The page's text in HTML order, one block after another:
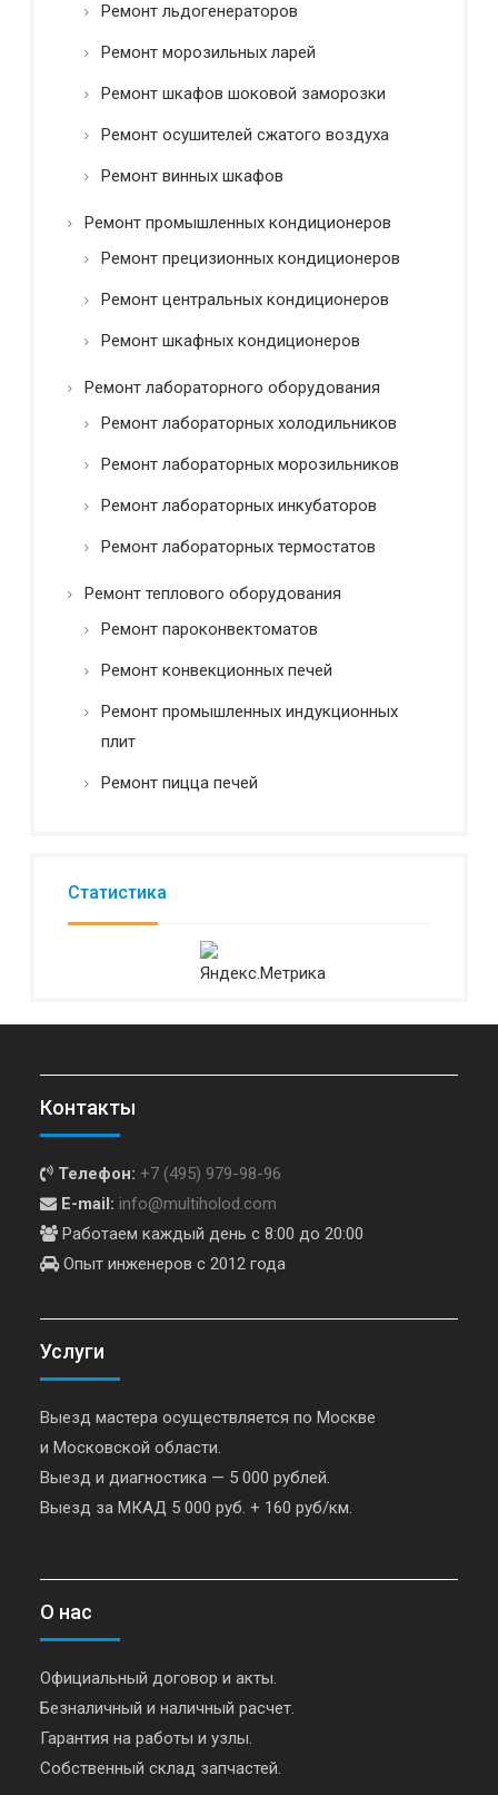
Ремонт льдогенераторов
Ремонт морозильных ларей
Ремонт шкафов шоковой заморозки
Ремонт осушителей сжатого воздуха
Ремонт винных шкафов
Ремонт промышленных кондиционеров
Ремонт прецизионных кондиционеров
Ремонт центральных кондиционеров
Ремонт шкафных кондиционеров
Ремонт лабораторного оборудования
Ремонт лабораторных холодильников
Ремонт лабораторных морозильников
Ремонт лабораторных инкубаторов
Ремонт лабораторных термостатов
Ремонт теплового оборудования
Ремонт пароконвектоматов
Ремонт конвекционных печей
Ремонт промышленных индукционных
плит
Ремонт пицца печей
Статистика
Контакты
Телефон: +7 (495) 979-98-96
E-mail: info@multiholod.com
Работаем каждый день с 8:00 до 20:00
Опыт инженеров с 2012 года
Услуги
Выезд мастера осуществляется по Москве
и Московской области.
Выезд и диагностика — 5 000 рублей.
Выезд за МКАД 5 000 руб. + 160 руб/км.
О нас
Официальный договор и акты.
Безналичный и наличный расчет.
Гарантия на работы и узлы.
Собственный склад запчастей.